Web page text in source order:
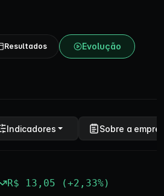
Resultados Evolução
Indicadores Sobre a
R$ 13,05 (+2,33%)